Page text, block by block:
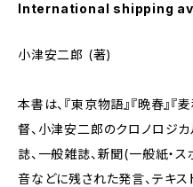
International shipping
小津安二郎 (著)
本書は、『東京物語』『晩春』
督、小津安二郎のクロノロジ
誌、一般雑誌、新聞(一般紙・ス
音などに残された発言、テキ